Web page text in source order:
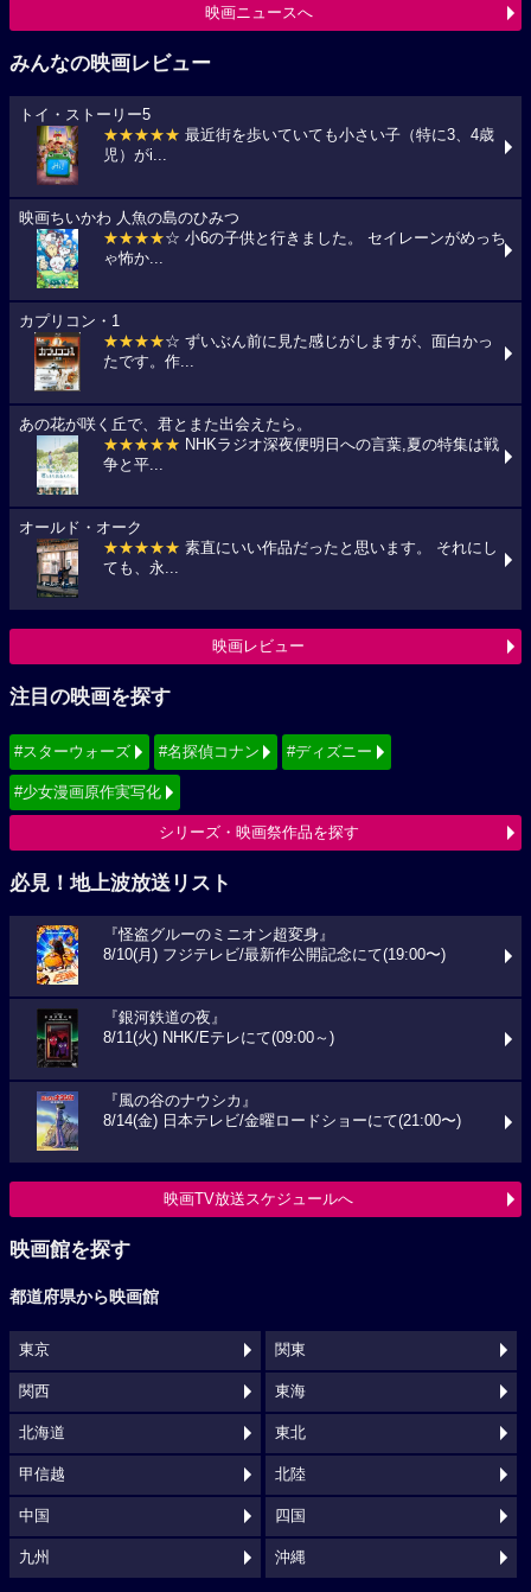
映画ニュースへ
みんなの映画レビュー
トイ・ストーリー5
★★★★★ 最近街を歩いていても小さい子（特に3、4歳
児）がi...
映画ちいかわ 人魚の島のひみつ
★★★★☆ 小6の子供と行きました。 セイレーンがめっち
ゃ怖か...
カプリコン・1
★★★★☆ ずいぶん前に見た感じがしますが、面白かっ
たです。作...
あの花が咲く丘で、君とまた出会えたら。
★★★★★ NHKラジオ深夜便明日への言葉,夏の特集は戦
争と平...
オールド・オーク
★★★★★ 素直にいい作品だったと思います。 それにし
ても、永...
映画レビュー
注目の映画を探す
#スターウォーズ #名探偵コナン #ディズニー
#少女漫画原作実写化
シリーズ・映画祭作品を探す
必見！地上波放送リスト
『怪盗グルーのミニオン超変身』
8/10(月) フジテレビ/最新作公開記念にて(19:00〜)
『銀河鉄道の夜』
8/11(火) NHK/Eテレにて(09:00～)
『風の谷のナウシカ』
8/14(金) 日本テレビ/金曜ロードショーにて(21:00〜)
映画TV放送スケジュールへ
映画館を探す
都道府県から映画館
東京 関東
関西 東海
北海道 東北
甲信越 北陸
中国 四国
九州 沖縄